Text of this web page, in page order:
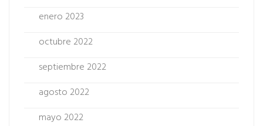
enero 2023
octubre 2022
septiembre 2022
agosto 2022
mayo 2022